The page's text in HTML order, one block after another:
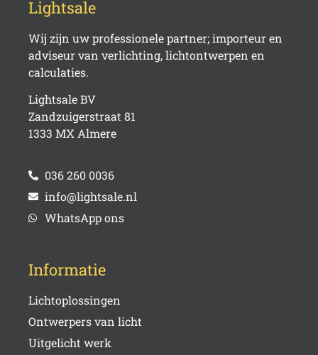
Lightsale
Wij zijn uw professionele partner; importeur en
adviseur van verlichting, lichtontwerpen en
calculaties.
Lightsale BV
Zandzuigerstraat 81
1333 MX Almere
036 260 0036
info@lightsale.nl
WhatsApp ons
Informatie
Lichtoplossingen
Ontwerpers van licht
Uitgelicht werk